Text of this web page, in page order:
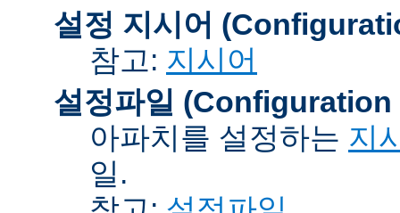
설정 지시어
참고: 지시어
설정파일 (Configuration
아파치를 설정하는 지
일.